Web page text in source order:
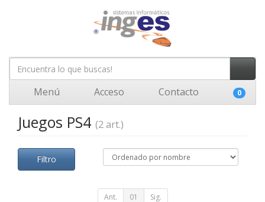
Menú Acceso Contacto 0
Juegos PS4 (2 art.)
Filtro
Ant. 01 Sig.